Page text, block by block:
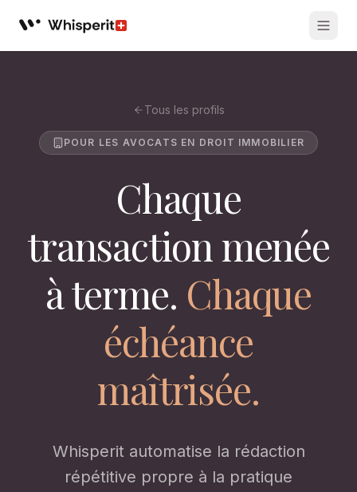
Whisperit AI legal workspace
Tous les profils
POUR LES AVOCATS EN DROIT IMMOBILIER
Chaque
transaction menée
à terme. Chaque
échéance
maîtrisée.
Whisperit automatise la rédaction
répétitive propre à la pratique